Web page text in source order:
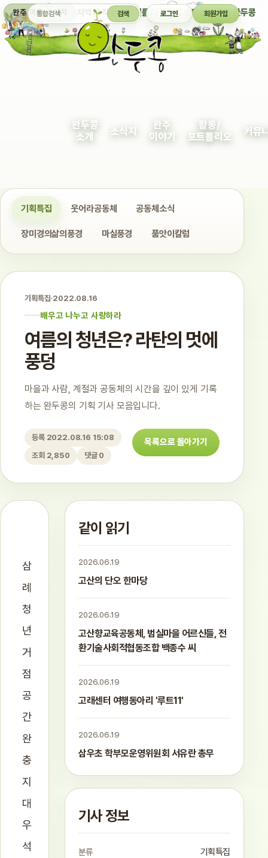
완주 마을 소식지 지역의 작은 이야기를 다정하게 엮어 보여주는 완두콩
통합검색 검색 로그인 회원가입
완두콩
소개
소식지
완주
이야기
활동/
포트폴리오
커뮤
기획특집 웃어라공동체 공동체소식
장미경의삶의풍경 마실풍경 품앗이칼럼
기획특집·2022.08.16
배우고 나누고 사랑하라
여름의 청년은? 라탄의 멋에
풍덩
마을과 사람, 계절과 공동체의 시간을 깊이 있게 기록
하는 완두콩의 기획 기사 모음입니다.
등록 2022.08.16 15:08
조회 2,850
댓글 0
목록으로 돌아가기
삼
례
청
년
거
점
공
간
완
충
지
대
우
석
같이 읽기
2026.06.19
고산의 단오 한마당
2026.06.19
고산향교육공동체, 범실마을 어르신들, 전
환기술사회적협동조합 백종수 씨
2026.06.19
고래센터 여행동아리 '루트11'
2026.06.19
삼우초 학부모운영위원회 서유란 총무
기사 정보
분류 기획특집